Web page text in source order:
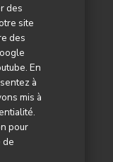
des
site
des
En
à
mis à
pour
de